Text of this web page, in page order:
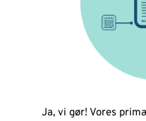
Ja, vi gør! Vores